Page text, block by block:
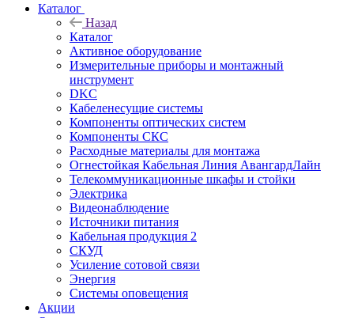
Каталог
Назад
Каталог
Активное оборудование
Измерительные приборы и монтажный
инструмент
DKC
Кабеленесущие системы
Компоненты оптических систем
Компоненты СКС
Расходные материалы для монтажа
Огнестойкая Кабельная Линия АвангардЛайн
Телекоммуникационные шкафы и стойки
Электрика
Видеонаблюдение
Источники питания
Кабельная продукция 2
СКУД
Усиление сотовой связи
Энергия
Системы оповещения
Акции